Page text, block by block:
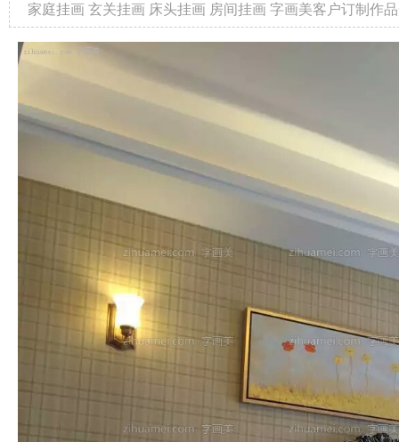
家庭挂画 玄关挂画 床头挂画 房间挂画 字画美客户订制作